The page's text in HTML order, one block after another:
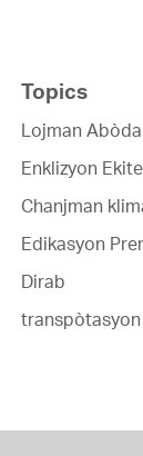
Topics
Lojman
Enklizyon
Chanjman
Edikasyon
Dirab
transpòtasyon